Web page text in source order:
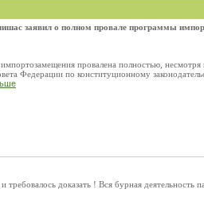
заявил о полном провале программы
провалена полностью, несмотря
Федерации по конституционному
требовалось доказать ! Вся бурная